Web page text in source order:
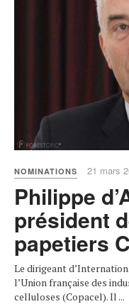
NOMINATIONS 21 mars
Philippe
président
papetiers
Le dirigeant
l’Union française des
celluloses (Copacel). Il ...